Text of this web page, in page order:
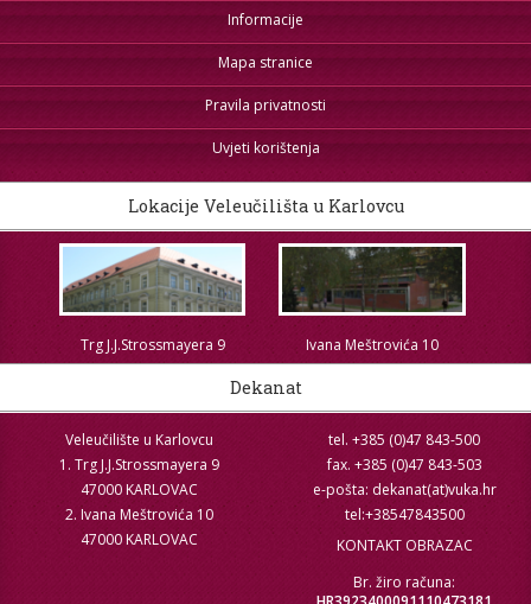
Informacije
Mapa stranice
Pravila privatnosti
Uvjeti korištenja
Lokacije Veleučilišta u Karlovcu
Trg J.J.Strossmayera 9 Ivana Meštrovića 10
Dekanat
Veleučilište u Karlovcu
1. Trg J.J.Strossmayera 9
47000 KARLOVAC
2. Ivana Meštrovića 10
47000 KARLOVAC
tel. +385 (0)47 843-500
fax. +385 (0)47 843-503
e-pošta: dekanat(at)vuka.hr
tel:+38547843500
KONTAKT OBRAZAC
Br. žiro računa: